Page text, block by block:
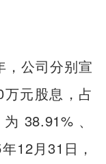
，公司分别宣
元股息，占
38.91%、
12月31日，